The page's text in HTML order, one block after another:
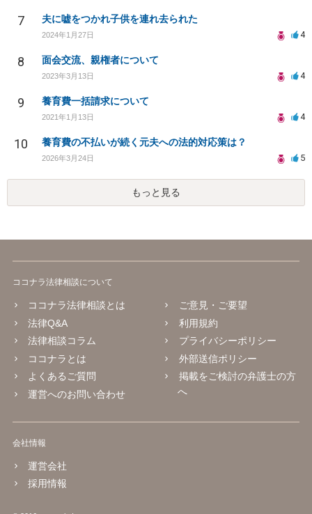
7 夫に嘘をつかれ子供を連れ去られた
2024年1月27日 4
8 面会交流、親権者について
2023年3月13日 4
9 養育費一括請求について
2021年1月13日 4
10 養育費の不払いが続く元夫への法的対応策は？
2026年3月24日 5
もっと見る
ココナラ法律相談について
ココナラ法律相談とは
法律Q&A
法律相談コラム
ココナラとは
よくあるご質問
運営へのお問い合わせ
ご意見・ご要望
利用規約
プライバシーポリシー
外部送信ポリシー
掲載をご検討の弁護士の方
へ
会社情報
運営会社
採用情報